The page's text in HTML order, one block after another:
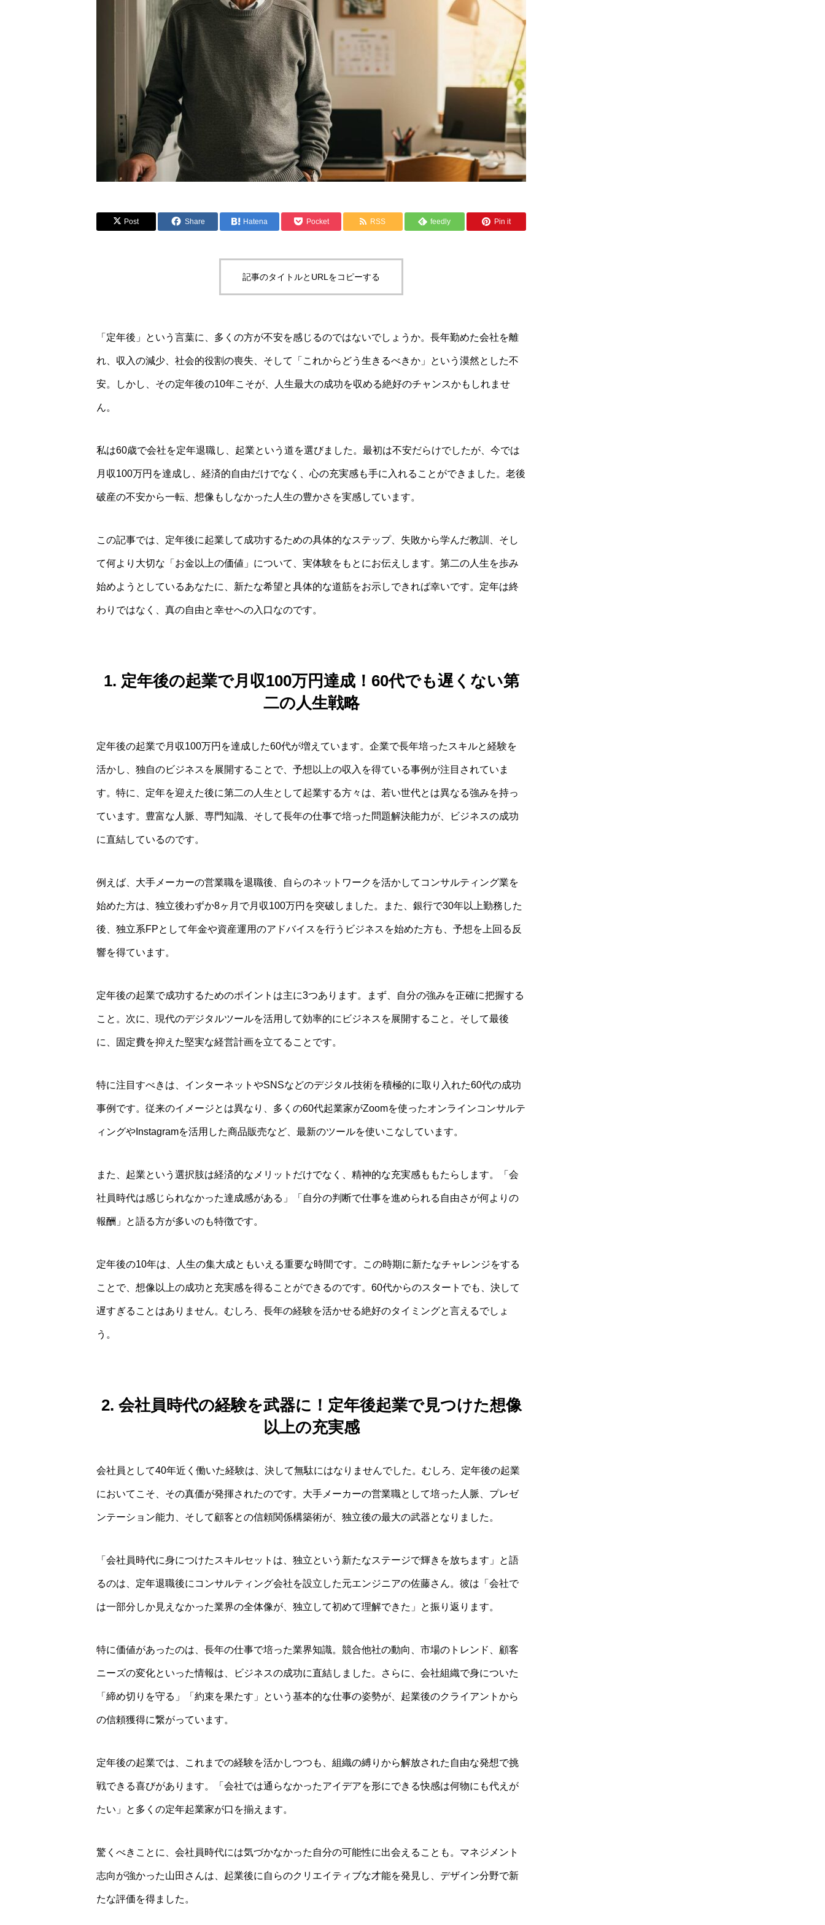
Post Share Hatena Pocket RSS feedly Pin it
記事のタイトルとURLをコピーする
「定年後」という言葉に、多くの方が不安を感じるのではないでしょうか。長年勤めた会社を離
れ、収入の減少、社会的役割の喪失、そして「これからどう生きるべきか」という漠然とした不
安。しかし、その定年後の10年こそが、人生最大の成功を収める絶好のチャンスかもしれませ
ん。
私は60歳で会社を定年退職し、起業という道を選びました。最初は不安だらけでしたが、今では
月収100万円を達成し、経済的自由だけでなく、心の充実感も手に入れることができました。老後
破産の不安から一転、想像もしなかった人生の豊かさを実感しています。
この記事では、定年後に起業して成功するための具体的なステップ、失敗から学んだ教訓、そし
て何より大切な「お金以上の価値」について、実体験をもとにお伝えします。第二の人生を歩み
始めようとしているあなたに、新たな希望と具体的な道筋をお示しできれば幸いです。定年は終
わりではなく、真の自由と幸せへの入口なのです。
1. 定年後の起業で月収100万円達成！60代でも遅くない第
二の人生戦略
定年後の起業で月収100万円を達成した60代が増えています。企業で長年培ったスキルと経験を
活かし、独自のビジネスを展開することで、予想以上の収入を得ている事例が注目されていま
す。特に、定年を迎えた後に第二の人生として起業する方々は、若い世代とは異なる強みを持っ
ています。豊富な人脈、専門知識、そして長年の仕事で培った問題解決能力が、ビジネスの成功
に直結しているのです。
例えば、大手メーカーの営業職を退職後、自らのネットワークを活かしてコンサルティング業を
始めた方は、独立後わずか8ヶ月で月収100万円を突破しました。また、銀行で30年以上勤務した
後、独立系FPとして年金や資産運用のアドバイスを行うビジネスを始めた方も、予想を上回る反
響を得ています。
定年後の起業で成功するためのポイントは主に3つあります。まず、自分の強みを正確に把握する
こと。次に、現代のデジタルツールを活用して効率的にビジネスを展開すること。そして最後
に、固定費を抑えた堅実な経営計画を立てることです。
特に注目すべきは、インターネットやSNSなどのデジタル技術を積極的に取り入れた60代の成功
事例です。従来のイメージとは異なり、多くの60代起業家がZoomを使ったオンラインコンサルテ
ィングやInstagramを活用した商品販売など、最新のツールを使いこなしています。
また、起業という選択肢は経済的なメリットだけでなく、精神的な充実感ももたらします。「会
社員時代は感じられなかった達成感がある」「自分の判断で仕事を進められる自由さが何よりの
報酬」と語る方が多いのも特徴です。
定年後の10年は、人生の集大成ともいえる重要な時間です。この時期に新たなチャレンジをする
ことで、想像以上の成功と充実感を得ることができるのです。60代からのスタートでも、決して
遅すぎることはありません。むしろ、長年の経験を活かせる絶好のタイミングと言えるでしょ
う。
2. 会社員時代の経験を武器に！定年後起業で見つけた想像
以上の充実感
会社員として40年近く働いた経験は、決して無駄にはなりませんでした。むしろ、定年後の起業
においてこそ、その真価が発揮されたのです。大手メーカーの営業職として培った人脈、プレゼ
ンテーション能力、そして顧客との信頼関係構築術が、独立後の最大の武器となりました。
「会社員時代に身につけたスキルセットは、独立という新たなステージで輝きを放ちます」と語
るのは、定年退職後にコンサルティング会社を設立した元エンジニアの佐藤さん。彼は「会社で
は一部分しか見えなかった業界の全体像が、独立して初めて理解できた」と振り返ります。
特に価値があったのは、長年の仕事で培った業界知識。競合他社の動向、市場のトレンド、顧客
ニーズの変化といった情報は、ビジネスの成功に直結しました。さらに、会社組織で身についた
「締め切りを守る」「約束を果たす」という基本的な仕事の姿勢が、起業後のクライアントから
の信頼獲得に繋がっています。
定年後の起業では、これまでの経験を活かしつつも、組織の縛りから解放された自由な発想で挑
戦できる喜びがあります。「会社では通らなかったアイデアを形にできる快感は何物にも代えが
たい」と多くの定年起業家が口を揃えます。
驚くべきことに、会社員時代には気づかなかった自分の可能性に出会えることも。マネジメント
志向が強かった山田さんは、起業後に自らのクリエイティブな才能を発見し、デザイン分野で新
たな評価を得ました。